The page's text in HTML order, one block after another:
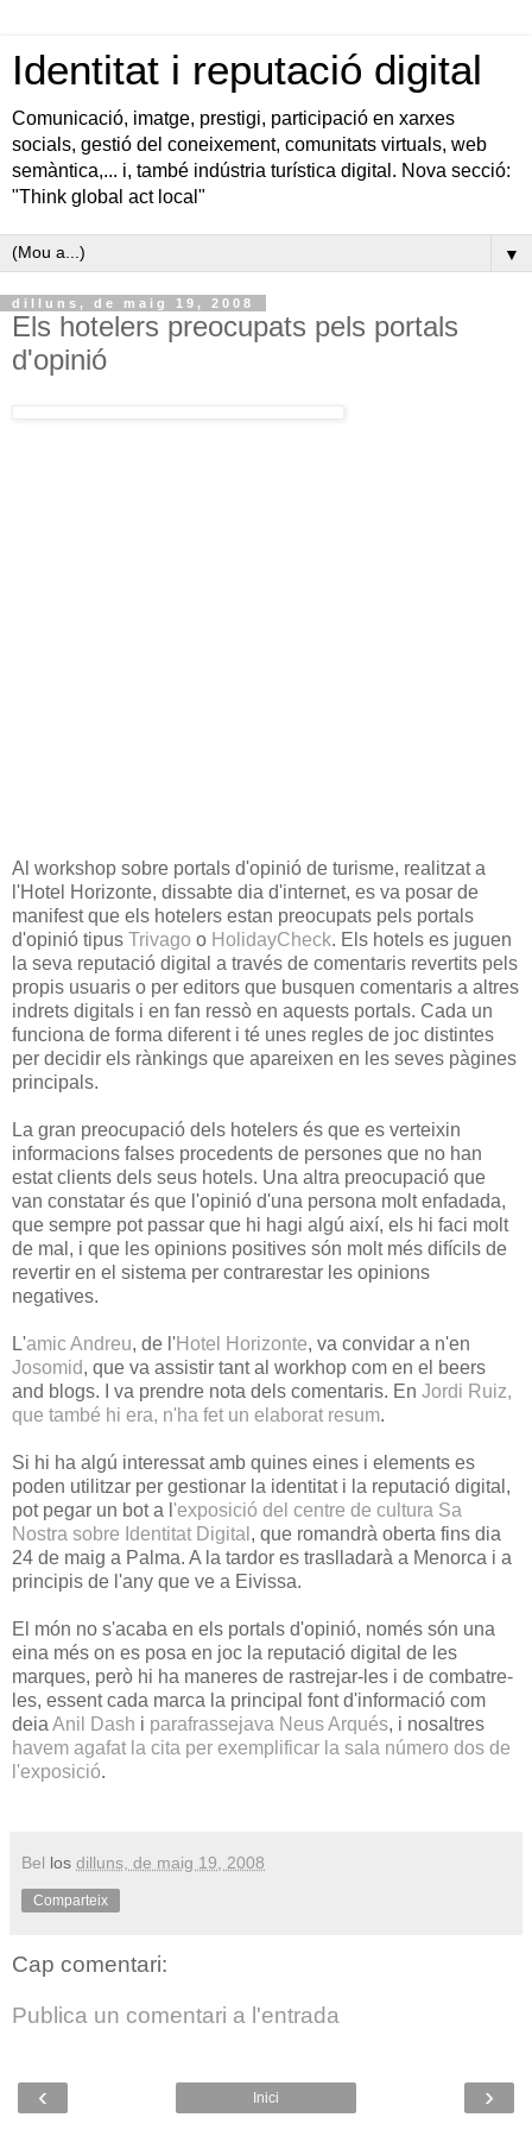
Identitat i reputació digital
Comunicació, imatge, prestigi, participació en xarxes
socials, gestió del coneixement, comunitats virtuals, web
semàntica,... i, també indústria turística digital. Nova secció:
"Think global act local"
▼
dilluns, de maig 19, 2008
Els hotelers preocupats pels portals
d'opinió
Al workshop sobre portals d'opinió de turisme, realitzat a
l'Hotel Horizonte, dissabte dia d'internet, es va posar de
manifest que els hotelers estan preocupats pels portals
d'opinió tipus Trivago o HolidayCheck. Els hotels es juguen
la seva reputació digital a través de comentaris revertits pels
propis usuaris o per editors que busquen comentaris a altres
indrets digitals i en fan ressò en aquests portals. Cada un
funciona de forma diferent i té unes regles de joc distintes
per decidir els rànkings que apareixen en les seves pàgines
principals.
La gran preocupació dels hotelers és que es verteixin
informacions falses procedents de persones que no han
estat clients dels seus hotels. Una altra preocupació que
van constatar és que l'opinió d'una persona molt enfadada,
que sempre pot passar que hi hagi algú així, els hi faci molt
de mal, i que les opinions positives són molt més difícils de
revertir en el sistema per contrarestar les opinions
negatives.
L'amic Andreu, de l'Hotel Horizonte, va convidar a n'en
Josomid, que va assistir tant al workhop com en el beers
and blogs. I va prendre nota dels comentaris. En Jordi Ruiz,
que també hi era, n'ha fet un elaborat resum.
Si hi ha algú interessat amb quines eines i elements es
poden utilitzar per gestionar la identitat i la reputació digital,
pot pegar un bot a l 'exposició del centre de cultura Sa
Nostra sobre Identitat Digital , que romandrà oberta fins dia
24 de maig a Palma. A la tardor es traslladarà a Menorca i a
principis de l'any que ve a Eivissa.
El món no s'acaba en els portals d'opinió, només són una
eina més on es posa en joc la reputació digital de les
marques, però hi ha maneres de rastrejar-les i de combatre-
les, essent cada marca la principal font d'informació com
deia Anil Dash i parafrassejava Neus Arqués, i nosaltres
havem agafat la cita per exemplificar la sala número dos de
l'exposició.
Bel los dilluns, de maig 19, 2008
Comparteix
Cap comentari:
Publica un comentari a l'entrada
‹ ›
Inici